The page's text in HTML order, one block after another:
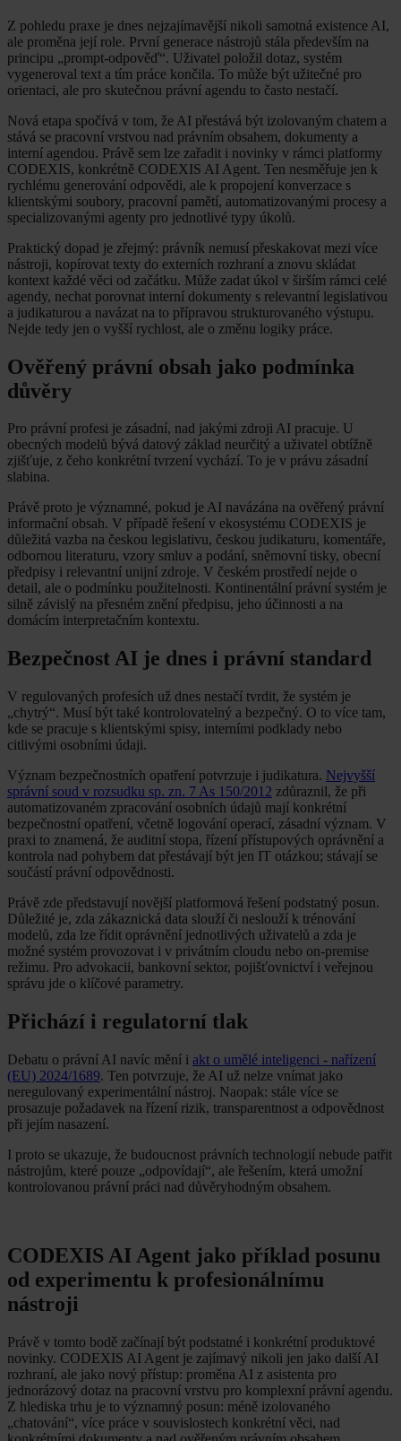
Z pohledu praxe je dnes nejzajímavější nikoli samotná existence AI,
ale proměna její role. První generace nástrojů stála především na
principu „prompt-odpověď“. Uživatel položil dotaz, systém
vygeneroval text a tím práce končila. To může být užitečné pro
orientaci, ale pro skutečnou právní agendu to často nestačí.
Nová etapa spočívá v tom, že AI přestává být izolovaným chatem a
stává se pracovní vrstvou nad právním obsahem, dokumenty a
interní agendou. Právě sem lze zařadit i novinky v rámci platformy
CODEXIS, konkrétně CODEXIS AI Agent. Ten nesměřuje jen k
rychlému generování odpovědi, ale k propojení konverzace s
klientskými soubory, pracovní pamětí, automatizovanými procesy a
specializovanými agenty pro jednotlivé typy úkolů.
Praktický dopad je zřejmý: právník nemusí přeskakovat mezi více
nástroji, kopírovat texty do externích rozhraní a znovu skládat
kontext každé věci od začátku. Může zadat úkol v širším rámci celé
agendy, nechat porovnat interní dokumenty s relevantní legislativou
a judikaturou a navázat na to přípravou strukturovaného výstupu.
Nejde tedy jen o vyšší rychlost, ale o změnu logiky práce.
Ověřený právní obsah jako podmínka
důvěry
Pro právní profesi je zásadní, nad jakými zdroji AI pracuje. U
obecných modelů bývá datový základ neurčitý a uživatel obtížně
zjišťuje, z čeho konkrétní tvrzení vychází. To je v právu zásadní
slabina.
Právě proto je významné, pokud je AI navázána na ověřený právní
informační obsah. V případě řešení v ekosystému CODEXIS je
důležitá vazba na českou legislativu, českou judikaturu, komentáře,
odbornou literaturu, vzory smluv a podání, sněmovní tisky, obecní
předpisy i relevantní unijní zdroje. V českém prostředí nejde o
detail, ale o podmínku použitelnosti. Kontinentální právní systém je
silně závislý na přesném znění předpisu, jeho účinnosti a na
domácím interpretačním kontextu.
Bezpečnost AI je dnes i právní standard
V regulovaných profesích už dnes nestačí tvrdit, že systém je
„chytrý“. Musí být také kontrolovatelný a bezpečný. O to více tam,
kde se pracuje s klientskými spisy, interními podklady nebo
citlivými osobními údaji.
Význam bezpečnostních opatření potvrzuje i judikatura. Nejvyšší
správní soud v rozsudku sp. zn. 7 As 150/2012 zdůraznil, že při
automatizovaném zpracování osobních údajů mají konkrétní
bezpečnostní opatření, včetně logování operací, zásadní význam. V
praxi to znamená, že auditní stopa, řízení přístupových oprávnění a
kontrola nad pohybem dat přestávají být jen IT otázkou; stávají se
součástí právní odpovědnosti.
Právě zde představují novější platformová řešení podstatný posun.
Důležité je, zda zákaznická data slouží či neslouží k trénování
modelů, zda lze řídit oprávnění jednotlivých uživatelů a zda je
možné systém provozovat i v privátním cloudu nebo on-premise
režimu. Pro advokacii, bankovní sektor, pojišťovnictví i veřejnou
správu jde o klíčové parametry.
Přichází i regulatorní tlak
Debatu o právní AI navíc mění i akt o umělé inteligenci - nařízení
(EU) 2024/1689. Ten potvrzuje, že AI už nelze vnímat jako
neregulovaný experimentální nástroj. Naopak: stále více se
prosazuje požadavek na řízení rizik, transparentnost a odpovědnost
při jejím nasazení.
I proto se ukazuje, že budoucnost právních technologií nebude patřit
nástrojům, které pouze „odpovídají“, ale řešením, která umožní
kontrolovanou právní práci nad důvěryhodným obsahem.
CODEXIS AI Agent jako příklad posunu
od experimentu k profesionálnímu
nástroji
Právě v tomto bodě začínají být podstatné i konkrétní produktové
novinky. CODEXIS AI Agent je zajímavý nikoli jen jako další AI
rozhraní, ale jako nový přístup: proměna AI z asistenta pro
jednorázový dotaz na pracovní vrstvu pro komplexní právní agendu.
Z hlediska trhu je to významný posun: méně izolovaného
„chatování“, více práce v souvislostech konkrétní věci, nad